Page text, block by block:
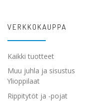
VERKKOKAUPPA
Kaikki tuotteet
Muu juhla ja sisustus
Ylioppilaat
Rippitytöt ja -pojat